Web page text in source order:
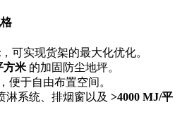
，可实现货架的最大化优化。
方米 的加固防尘地坪。
便于自由布置空间。
淋系统、排烟窗以及 >4000 MJ/平